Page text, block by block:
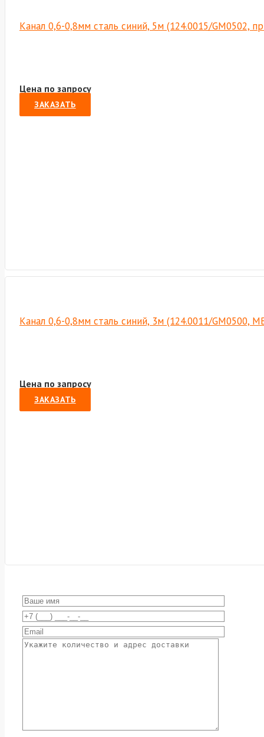
Канал 0,6-0,8мм сталь синий, 5м (124.0015/GM0502,
Цена по запросу
ЗАКАЗАТЬ
Канал 0,6-0,8мм сталь синий, 3м (124.0011/GM0500,
Цена по запросу
ЗАКАЗАТЬ